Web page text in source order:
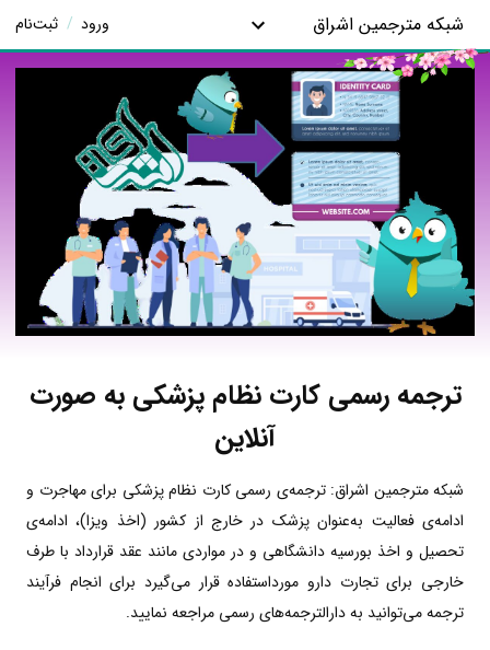
شبکه مترجمین اشراق ورود / ثبت‌نام
ترجمه رسمی کارت نظام پزشکی به صورت
آنلاین
شبکه مترجمین اشراق: ترجمه‌ی رسمی کارت نظام پزشکی برای مهاجرت و
ادامه‌ی فعالیت به‌عنوان پزشک در خارج از کشور (اخذ ویزا)، ادامه‌ی
تحصیل و اخذ بورسیه دانشگاهی و در مواردی مانند عقد قرارداد با طرف
خارجی برای تجارت دارو مورداستفاده قرار می‌گیرد برای انجام فرآیند
ترجمه می‌توانید به دارالترجمه‌های رسمی مراجعه نمایید.